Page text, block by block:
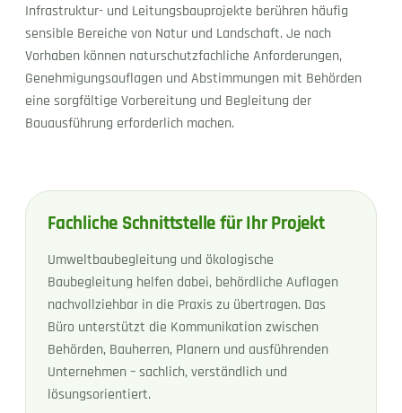
Infrastruktur- und Leitungsbauprojekte berühren häufig
sensible Bereiche von Natur und Landschaft. Je nach
Vorhaben können naturschutzfachliche Anforderungen,
Genehmigungsauflagen und Abstimmungen mit Behörden
eine sorgfältige Vorbereitung und Begleitung der
Bauausführung erforderlich machen.
Fachliche Schnittstelle für Ihr Projekt
Umweltbaubegleitung und ökologische
Baubegleitung helfen dabei, behördliche Auflagen
nachvollziehbar in die Praxis zu übertragen. Das
Büro unterstützt die Kommunikation zwischen
Behörden, Bauherren, Planern und ausführenden
Unternehmen – sachlich, verständlich und
lösungsorientiert.